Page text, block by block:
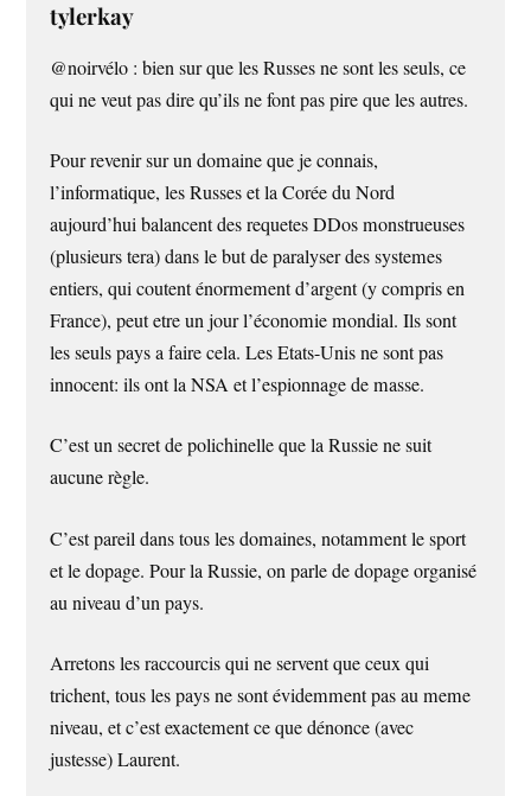
tylerkay
@noirvélo : bien sur que les Russes ne sont les seuls, ce
qui ne veut pas dire qu’ils ne font pas pire que les autres.
Pour revenir sur un domaine que je connais,
l’informatique, les Russes et la Corée du Nord
aujourd’hui balancent des requetes DDos monstrueuses
(plusieurs tera) dans le but de paralyser des systemes
entiers, qui coutent énormement d’argent (y compris en
France), peut etre un jour l’économie mondial. Ils sont
les seuls pays a faire cela. Les Etats-Unis ne sont pas
innocent: ils ont la NSA et l’espionnage de masse.
C’est un secret de polichinelle que la Russie ne suit
aucune règle.
C’est pareil dans tous les domaines, notamment le sport
et le dopage. Pour la Russie, on parle de dopage organisé
au niveau d’un pays.
Arretons les raccourcis qui ne servent que ceux qui
trichent, tous les pays ne sont évidemment pas au meme
niveau, et c’est exactement ce que dénonce (avec
justesse) Laurent.